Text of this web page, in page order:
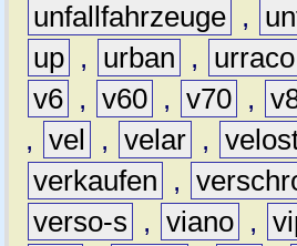
unfallfahrzeuge ,
up , urban , urraco
v6 , v60 , v70 ,
, vel , velar ,
verkaufen
,
verso-s
, viano ,